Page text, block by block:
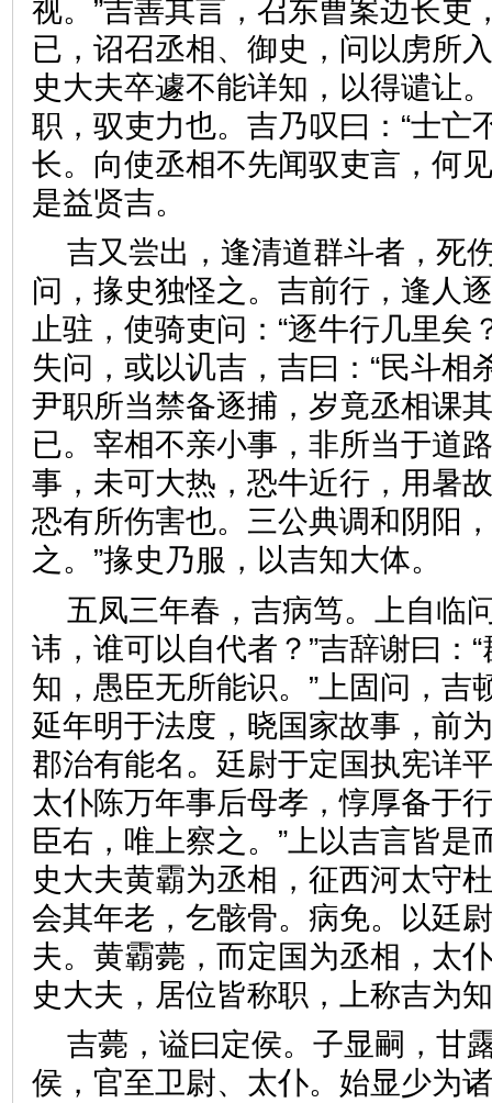
视。”吉善其言，召东曹案边长吏
已，诏召丞相、御史，问以虏所
史大夫卒遽不能详知，以得谴让
职，驭吏力也。吉乃叹曰：“士亡
长。向使丞相不先闻驭吏言，何
是益贤吉。
吉又尝出，逢清道群斗者，死
问，掾史独怪之。吉前行，逢人
止驻，使骑吏问：“逐牛行几里矣
失问，或以讥吉，吉曰：“民斗相
尹职所当禁备逐捕，岁竟丞相课
已。宰相不亲小事，非所当于道
事，未可大热，恐牛近行，用暑
恐有所伤害也。三公典调和阴阳
之。”掾史乃服，以吉知大体
五凤三年春，吉病笃。上自临
讳，谁可以自代者？”吉辞谢曰：
知，愚臣无所能识。”上固问，吉
延年明于法度，晓国家故事，前
郡治有能名。廷尉于定国执宪详
太仆陈万年事后母孝，惇厚备于
臣右，唯上察之。”上以吉言皆是
史大夫黄霸为丞相，征西河太守
会其年老，乞骸骨。病免。以廷
夫。黄霸薨，而定国为丞相，太
史大夫，居位皆称职，上称
吉薨，谥曰定侯。子显嗣，甘
侯，官至卫尉、太仆。始显少为